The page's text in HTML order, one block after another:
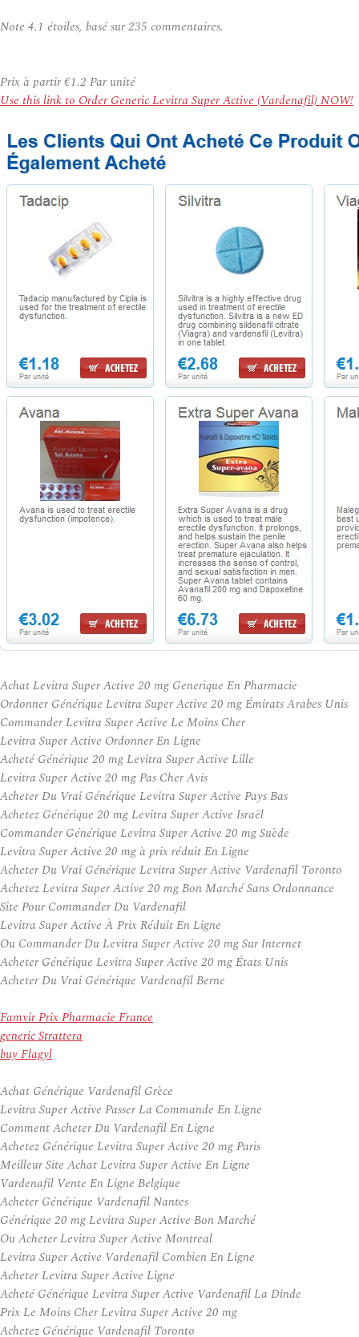
Note 4.1 étoiles, basé sur235 commentaires.
Prix à partir€1.2 Par unité
Use this link to Order Generic Levitra Super Active (Vardenafil) NOW!
Achat Levitra Super Active 20 mg Generique En Pharmacie
Ordonner Générique Levitra Super Active 20 mg Émirats Arabes Unis
Commander Levitra Super Active Le Moins Cher
Levitra Super Active Ordonner En Ligne
Acheté Générique 20 mg Levitra Super Active Lille
Levitra Super Active 20 mg Pas Cher Avis
Acheter Du Vrai Générique Levitra Super Active Pays Bas
Achetez Générique 20 mg Levitra Super Active Israël
Commander Générique Levitra Super Active 20 mg Suède
Levitra Super Active 20 mg à prix réduit En Ligne
Acheter Du Vrai Générique Levitra Super Active Vardenafil Toronto
Achetez Levitra Super Active 20 mg Bon Marché Sans Ordonnance
Site Pour Commander Du Vardenafil
Levitra Super Active À Prix Réduit En Ligne
Ou Commander Du Levitra Super Active 20 mg Sur Internet
Acheter Générique Levitra Super Active 20 mg États Unis
Acheter Du Vrai Générique Vardenafil Berne
Famvir Prix Pharmacie France
generic Strattera
buy Flagyl
Achat Générique Vardenafil Grèce
Levitra Super Active Passer La Commande En Ligne
Comment Acheter Du Vardenafil En Ligne
Achetez Générique Levitra Super Active 20 mg Paris
Meilleur Site Achat Levitra Super Active En Ligne
Vardenafil Vente En Ligne Belgique
Acheter Générique Vardenafil Nantes
Générique 20 mg Levitra Super Active Bon Marché
Ou Acheter Levitra Super Active Montreal
Levitra Super Active Vardenafil Combien En Ligne
Acheter Levitra Super Active Ligne
Acheté Générique Levitra Super Active Vardenafil La Dinde
Prix Le Moins Cher Levitra Super Active 20 mg
Achetez Générique Vardenafil Toronto